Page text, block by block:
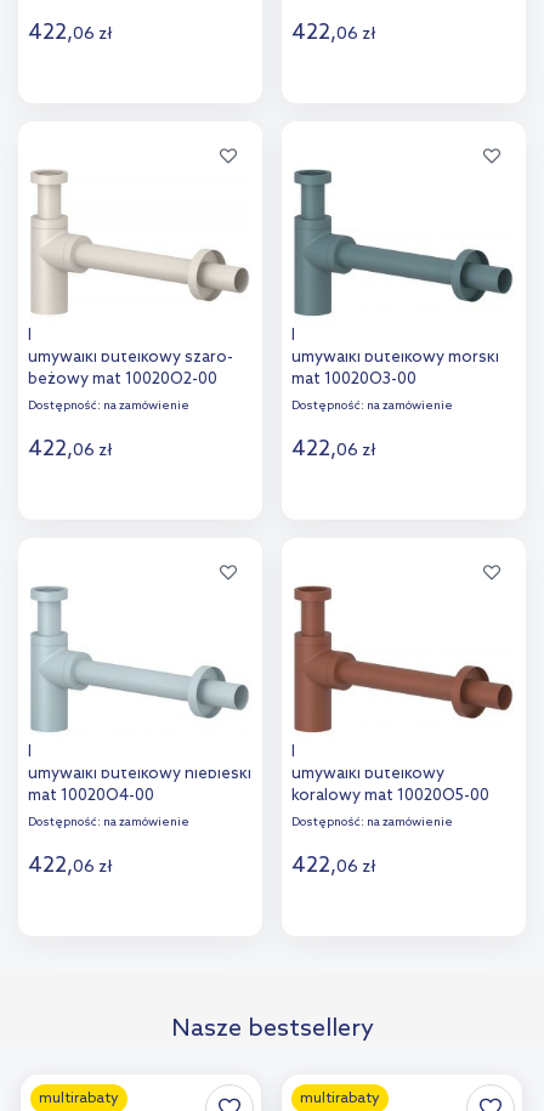
422,06 zł 422,06 zł
Kludi Design syfon do
umywalki butelkowy szaro-
beżowy mat 10020O2-00
Dostępność: na zamówienie
422,06 zł
Kludi Design syfon do
umywalki butelkowy morski
mat 10020O3-00
Dostępność: na zamówienie
422,06 zł
Kludi Design syfon do
umywalki butelkowy niebieski
mat 10020O4-00
Dostępność: na zamówienie
422,06 zł
porównania
Kludi Design syfon do
umywalki butelkowy
koralowy mat 10020O5-00
Dostępność: na zamówienie
422,06 zł
porównania
Nasze bestsellery
multirabaty multirabaty